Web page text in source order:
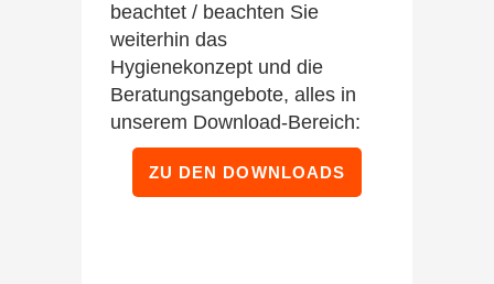
beachtet / beachten Sie
weiterhin das
Hygienekonzept und die
Beratungsangebote, alles in
unserem Download-Bereich:
ZU DEN DOWNLOADS